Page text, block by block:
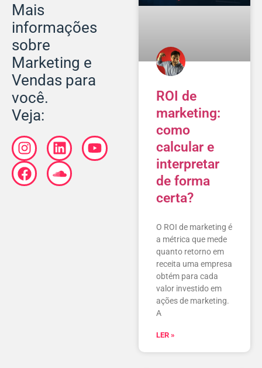
Mais
informações
sobre
Marketing e
Vendas para
você.
Veja:
ROI de
marketing:
como
calcular e
interpretar
de forma
certa?
O ROI de marketing é
a métrica que mede
quanto retorno em
receita uma empresa
obtém para cada
valor investido em
ações de marketing.
A
LER »